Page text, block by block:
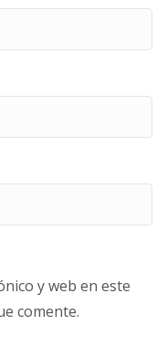
y web en este
comente.